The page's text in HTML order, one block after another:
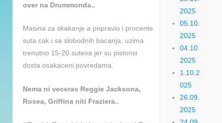
over na Drummonda..
Masina za skakanje a popravio i procente
suta cak i sa slobodnih bacanja, uzima
trenutno 15-20 suteva jer su pistonsi
dosta osakaceni povredama.
Nema ni veceras Reggie Jacksona,
Rosea, Griffina niti Fraziera..
2025
05.10.
2025
04.10.
2025
1.10.2
025
26.09.
2025